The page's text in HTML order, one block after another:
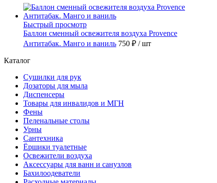
Быстрый просмотр
Баллон сменный освежителя воздуха Provence
Антитабак. Манго и ваниль 750 ₽ / шт
Каталог
Сушилки для рук
Дозаторы для мыла
Диспенсеры
Товары для инвалидов и МГН
Фены
Пеленальные столы
Урны
Сантехника
Ёршики туалетные
Освежители воздуха
Аксессуары для ванн и санузлов
Бахилоодеватели